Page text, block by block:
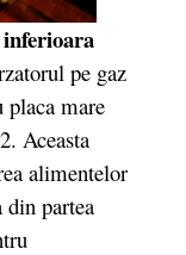
pe gaz
placa mare
Aceasta
alimentelor
din partea